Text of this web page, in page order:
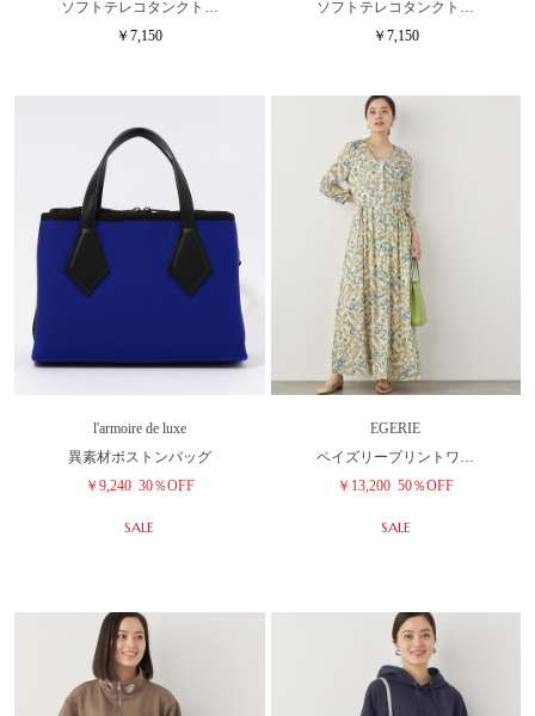
ソフトテレコタンクト…
￥7,150
ソフトテレコタンクト…
￥7,150
l'armoire de luxe
異素材ボストンバッグ
￥9,240 30％OFF
SALE
EGERIE
ペイズリープリントワ…
￥13,200 50％OFF
SALE